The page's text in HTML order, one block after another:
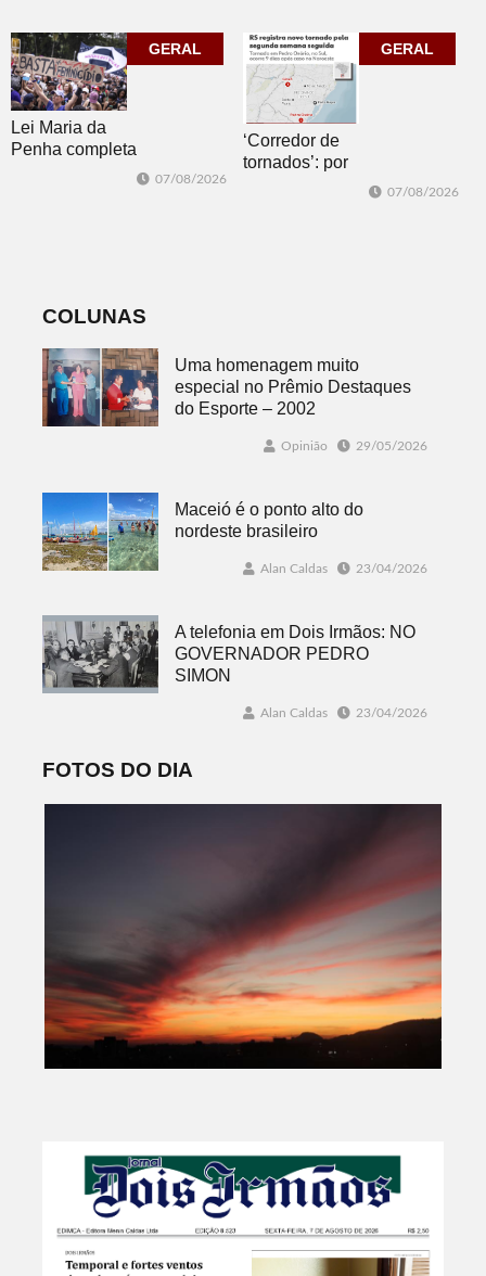
jogos
corpo que cai”
GERAL
Lei Maria da
Penha completa
07/08/2026
GERAL
‘Corredor de
tornados’: por
07/08/2026
COLUNAS
Uma homenagem muito
especial no Prêmio Destaques
do Esporte – 2002
Opinião 29/05/2026
Maceió é o ponto alto do
nordeste brasileiro
Alan Caldas 23/04/2026
A telefonia em Dois Irmãos: NO
GOVERNADOR PEDRO
SIMON
Alan Caldas 23/04/2026
FOTOS DO DIA